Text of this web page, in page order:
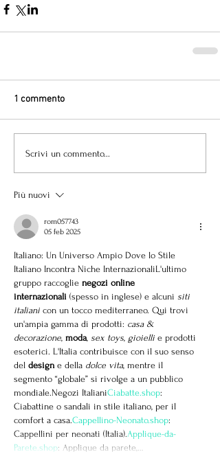
1 commento
Scrivi un commento...
Più nuovi
rom057743
05 feb 2025
Italiano: Un Universo Ampio Dove lo Stile
Italiano Incontra Niche InternazionaliL'ultimo
gruppo raccoglie negozi online
internazionali (spesso in inglese) e alcuni siti
italiani con un tocco mediterraneo. Qui trovi
un'ampia gamma di prodotti: casa &
decorazione, moda, sex toys, gioielli e prodotti
esoterici. L'Italia contribuisce con il suo senso
del design e della dolce vita, mentre il
segmento “globale” si rivolge a un pubblico
mondiale.Negozi ItalianiCiabatte.shop:
Ciabattine o sandali in stile italiano, per il
comfort a casa.Cappellino-Neonato.shop:
Cappellini per neonati (Italia).Applique-da-
Parete.shop: Applique da parete,…